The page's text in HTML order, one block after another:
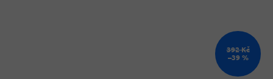
392 Kč
–39 %